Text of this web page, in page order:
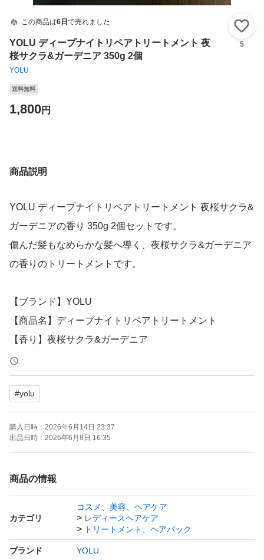
この商品は6日 で売れました
YOLU ディープナイトリペアトリートメント 夜
桜サクラ&ガーデニア 350g 2個
YOLU
5
送料無料
1,800円
商品説明
YOLU ディープナイトリペアトリートメント 夜桜サクラ&
ガーデニアの香り 350g 2個セットです。
傷んだ髪もなめらかな髪へ導く、夜桜サクラ&ガーデニア
の香りのトリートメントです。
【ブランド】YOLU
【商品名】ディープナイトリペアトリートメント
【香り】夜桜サクラ&ガーデニア
【内容量】350g × 2個
【商品の状態】未使用
よろしくお願いいたします。
#yolu
購入日時： 2026年6月14日 23:37
出品日時： 2026年6月8日 16:35
商品の情報
カテゴリ
コスメ、美容、ヘアケア
レディースヘアケア
トリートメント、ヘアパック
ブランド YOLU